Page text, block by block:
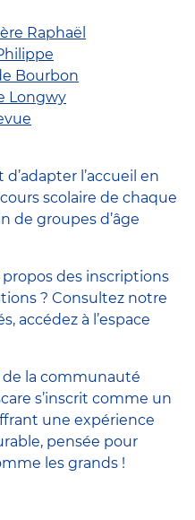
Raphaël
Bourbon
Longwy
l’accueil en
scolaire de chaque
de groupes d’âge
des inscriptions
? Consultez notre
accédez à l’espace
la communauté
s’inscrit comme un
une expérience
pensée pour
les grands !